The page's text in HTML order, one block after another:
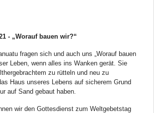
- „Worauf bauen wir?“
fragen sich und auch uns „Worauf bauen
Leben, wenn alles ins Wanken gerät. Sie
zu rütteln und neu zu
Haus unseres Lebens auf sicherem Grund
auf Sand gebaut haben.
wir den Gottesdienst zum Weltgebetstag